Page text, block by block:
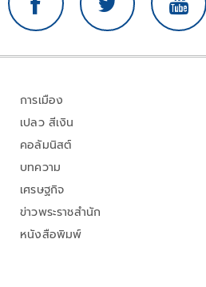
การเมือง
เปลว สีเงิน
คอลัมนิสต์
บทความ
เศรษฐกิจ
ข่าวพระราชสำนัก
หนังสือพิมพ์